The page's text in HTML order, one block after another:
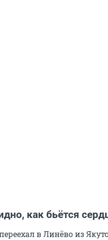
как бьётся
в Линёво из